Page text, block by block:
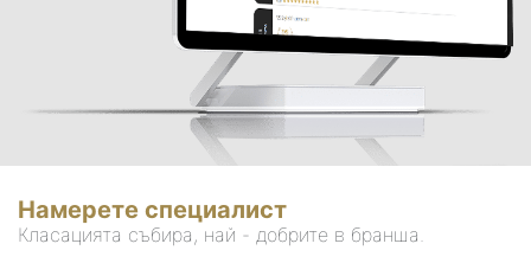
Намерете специалист
Класацията събира, най - добрите в бранша.